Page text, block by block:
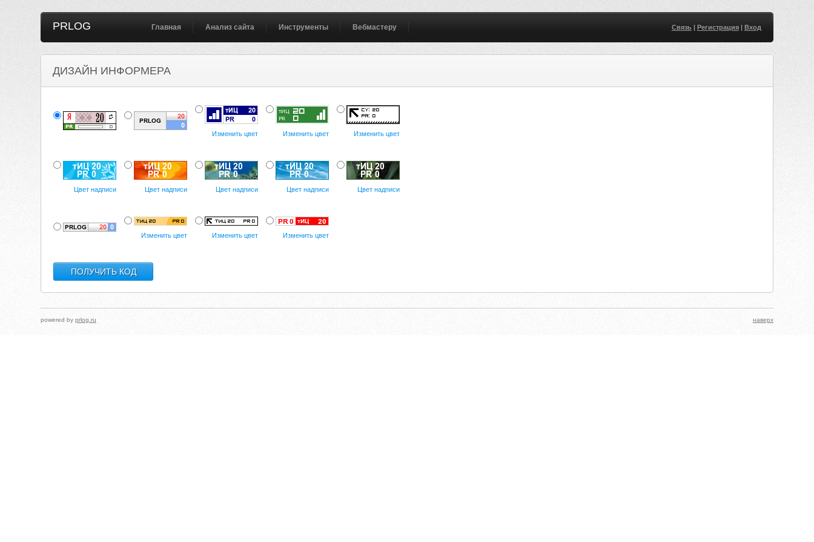
PRLOG Главная Анализ сайта Инструменты Вебмастеру Связь| Регистрация| Вход
ДИЗАЙН ИНФОРМЕРА
Изменить цвет Изменить цвет Изменить цвет
Цвет надписи Цвет надписи Цвет надписи Цвет надписи Цвет надписи
Изменить цвет Изменить цвет Изменить цвет
powered byprlog.ru наверх